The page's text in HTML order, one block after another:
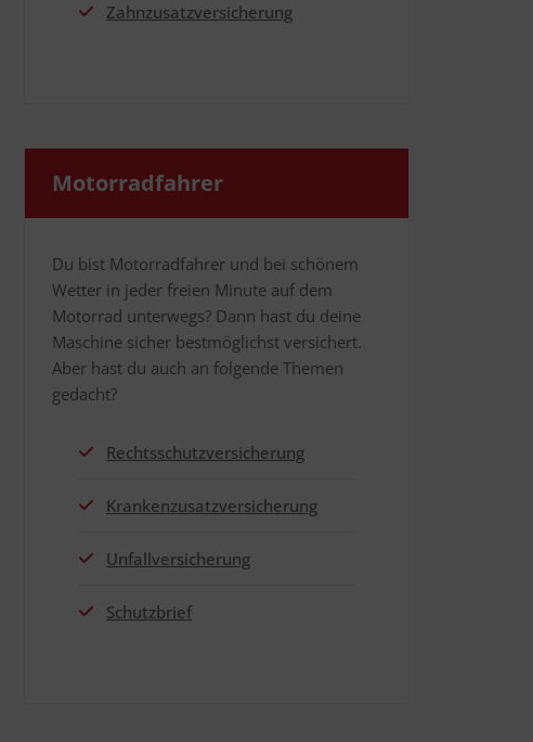
Zahn­zu­satz­ver­si­che­rung
Motor­rad­fah­rer
Du bist Motor­rad­fah­rer und bei schö­nem
Wet­ter in jeder frei­en Minu­te auf dem
Motor­rad unter­wegs? Dann hast du dei­ne
Maschi­ne sicher best­mög­lichst ver­si­chert.
Aber hast du auch an fol­gen­de The­men
gedacht?
Rechts­schutz­ver­si­che­rung
Kran­ken­zu­satz­ver­si­che­rung
Unfall­ver­si­che­rung
Schutz­brief